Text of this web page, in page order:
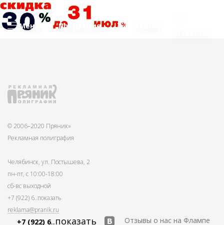
Меню Продукция
© 2006–2020 Пряник»
Рекламная полиграфия
Челябинск, ул. Постышева, 2
пн-пт, с 10:00-18:00
сб-вс выходной
+7 (922) 6..показать
reklama@pranik.ru
+7 (922) 6..показать Отзывы о нас на Флампе